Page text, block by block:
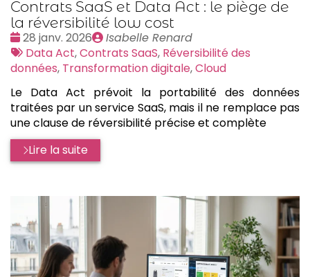
Contrats SaaS et Data Act : le piège de
la réversibilité low cost
Date
:
28 janv. 2026
Publié
par
Isabelle Renard
Tags
:
Data Act,Contrats SaaS, Réversibilité des
données, Transformation digitale,Cloud
Le Data Act prévoit la portabilité des données
traitées par un service SaaS, mais il ne remplace pas
une clause de réversibilité précise et complète
Lire la suite